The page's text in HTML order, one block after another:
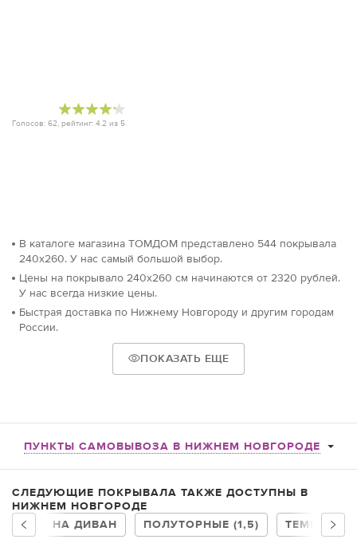
Голосов: 62, рейтинг: 4.2 из 5
В каталоге магазина ТОМДОМ представлено 544 покрывала
240х260. У нас самый большой выбор.
Цены на покрывало 240х260 см начинаются от 2320 рублей.
У нас всегда низкие цены.
Быстрая доставка по Нижнему Новгороду и другим городам
России.
ПОКАЗАТЬ ЕЩЕ
ПУНКТЫ САМОВЫВОЗА В НИЖНЕМ НОВГОРОДЕ
СЛЕДУЮЩИЕ ПОКРЫВАЛА ТАКЖЕ ДОСТУПНЫ В
НИЖНЕМ НОВГОРОДЕ
НА ДИВАН
ПОЛУТОРНЫЕ (1,5) ТЕМНЫЕ